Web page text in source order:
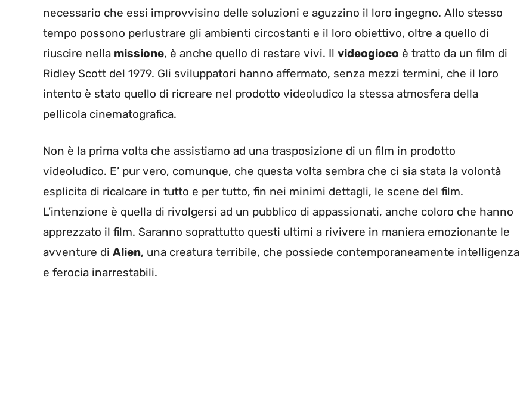
necessario che essi improvvisino delle soluzioni e aguzzino il loro ingegno. Allo stesso
tempo possono perlustrare gli ambienti circostanti e il loro obiettivo, oltre a quello di
riuscire nella missione, è anche quello di restare vivi. Il videogioco è tratto da un film di
Ridley Scott del 1979. Gli sviluppatori hanno affermato, senza mezzi termini, che il loro
intento è stato quello di ricreare nel prodotto videoludico la stessa atmosfera della
pellicola cinematografica.
Non è la prima volta che assistiamo ad una trasposizione di un film in prodotto
videoludico. E’ pur vero, comunque, che questa volta sembra che ci sia stata la volontà
esplicita di ricalcare in tutto e per tutto, fin nei minimi dettagli, le scene del film.
L’intenzione è quella di rivolgersi ad un pubblico di appassionati, anche coloro che hanno
apprezzato il film. Saranno soprattutto questi ultimi a rivivere in maniera emozionante le
avventure di Alien, una creatura terribile, che possiede contemporaneamente intelligenza
e ferocia inarrestabili.